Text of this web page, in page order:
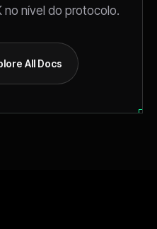
no nível do protocolo.
All Docs